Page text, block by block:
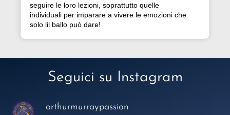
seguire le loro lezioni, soprattutto quelle
individuali per imparare a vivere le emozioni che
solo lil ballo può dare!
Seguici su Instagram
arthurmurraypassion